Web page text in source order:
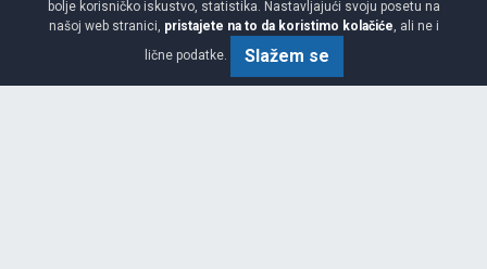
bolje korisničko iskustvo, statistika. Nastavljajući svoju posetu na
našoj web stranici, pristajete na to da koristimo kolačiće, ali ne i
lične podatke.
Slažem se